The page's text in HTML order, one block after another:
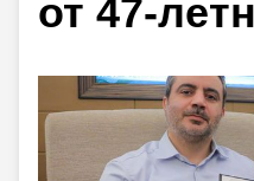
от 47-